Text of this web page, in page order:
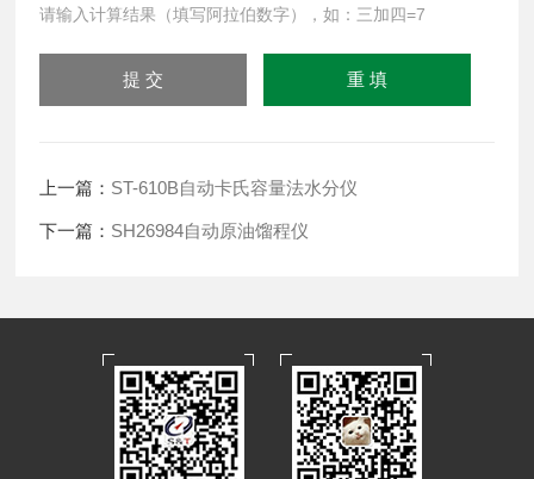
请输入计算结果（填写阿拉伯数字），如：三加四=7
上一篇： ST-610B自动卡氏容量法水分仪
下一篇： SH26984自动原油馏程仪